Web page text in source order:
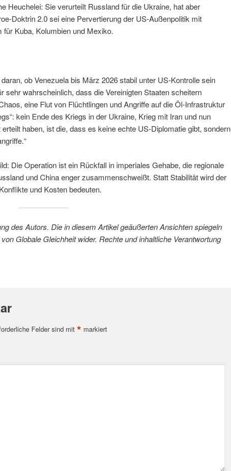
Heuchelei: Sie verurteilt Russland für die Ukraine, hat aber
Doktrin 2.0 sei eine Pervertierung der US-Außenpolitik mit
für Kuba, Kolumbien und Mexiko.
ob Venezuela bis März 2026 stabil unter US-Kontrolle sein
sehr wahrscheinlich, dass die Vereinigten Staaten scheitern
eine Flut von Flüchtlingen und Angriffe auf die Öl-Infrastruktur
kein Ende des Kriegs in der Ukraine, Krieg mit Iran und nun
haben, ist die, dass es keine echte US-Diplomatie gibt, sondern
Die Operation ist ein Rückfall in imperiales Gehabe, die regionale
und China enger zusammenschweißt. Statt Stabilität wird der
und Kosten bedeuten.
des Autors. Die in diesem Artikel geäußerten Ansichten spiegeln
Globale Gleichheit wider. Rechte und inhaltliche Verantwortung
Felder sind mit * markiert